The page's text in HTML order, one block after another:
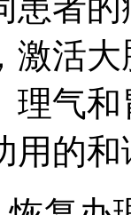
者的
激活
理气
用的